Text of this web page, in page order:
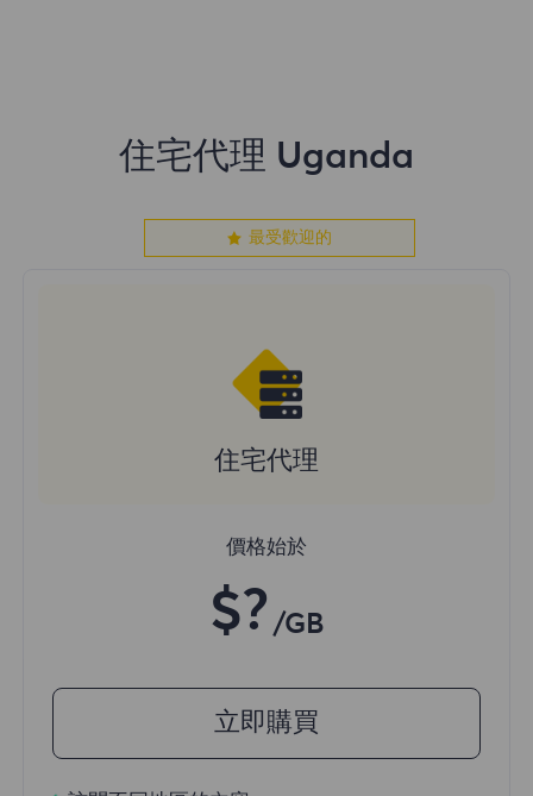
住宅代理 Uganda
最受歡迎的
住宅代理
價格始於
$? /GB
立即購買